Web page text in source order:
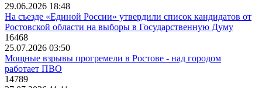
29.06.2026 18:48
На съезде «Единой России» утвердили список кандидатов от
Ростовской области на выборы в Государственную Думу
16468
25.07.2026 03:50
Мощные взрывы прогремели в Ростове - над городом
работает ПВО
14789